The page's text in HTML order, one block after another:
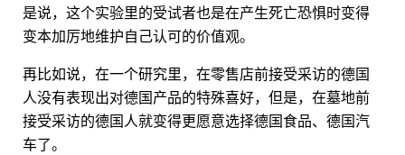
是说，这个实验里的受试者也是在产生死亡恐惧时变得
变本加厉地维护自己认可的价值观。
再比如说，在一个研究里，在零售店前接受采访的德国
人没有表现出对德国产品的特殊喜好，但是，在墓地前
接受采访的德国人就变得更愿意选择德国食品、德国汽
车了。